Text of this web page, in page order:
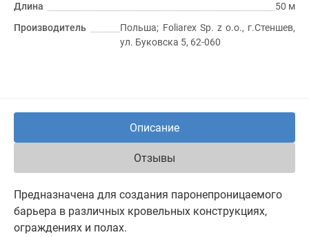
Длина
50 м
Производитель
Польша; Foliarex Sp. z o.o., г.Стеншев,
ул. Буковска 5, 62-060
Описание
Отзывы
Предназначена для создания паронепроницаемого
барьера в различных кровельных конструкциях,
ограждениях и полах.